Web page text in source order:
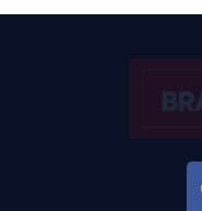
Ra mắt và